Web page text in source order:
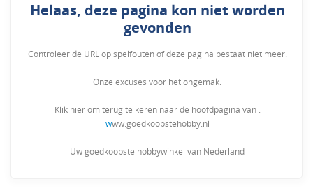
Helaas, deze pagina kon niet worden
gevonden
Controleer de URL op spelfouten of deze pagina bestaat niet meer.
Onze excuses voor het ongemak.
Klik hier om terug te keren naar de hoofdpagina van :
www.goedkoopstehobby.nl
Uw goedkoopste hobbywinkel van Nederland